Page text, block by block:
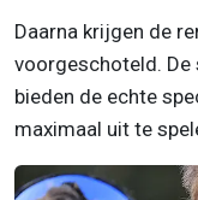
Daarna krijgen de
voorgeschoteld.
bieden de echte
maximaal uit te